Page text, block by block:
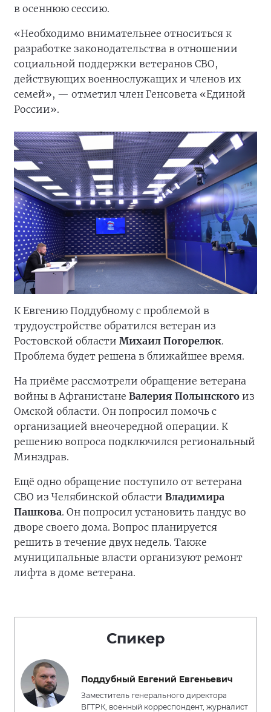
в осеннюю сессию.
«Необходимо внимательнее относиться к
разработке законодательства в отношении
социальной поддержки ветеранов СВО,
действующих военнослужащих и членов их
семей», — отметил член Генсовета «Единой
России».
К Евгению Поддубному с проблемой в
трудоустройстве обратился ветеран из
Ростовской области Михаил Погорелюк.
Проблема будет решена в ближайшее время.
На приёме рассмотрели обращение ветерана
войны в Афганистане Валерия Полынского из
Омской области. Он попросил помочь с
организацией внеочередной операции. К
решению вопроса подключился региональный
Минздрав.
Ещё одно обращение поступило от ветерана
СВО из Челябинской области Владимира
Пашкова. Он попросил установить пандус во
дворе своего дома. Вопрос планируется
решить в течение двух недель. Также
муниципальные власти организуют ремонт
лифта в доме ветерана.
Спикер
Поддубный Евгений Евгеньевич
Заместитель генерального директора
ВГТРК, военный корреспондент, журналист